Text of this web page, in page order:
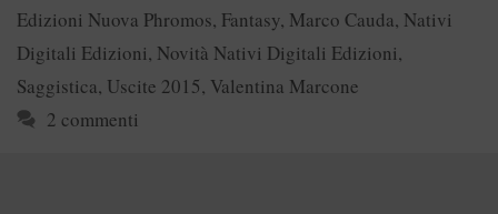
Edizioni Nuova Phromos, Fantasy, Marco Cauda, Nativi
Digitali Edizioni, Novità Nativi Digitali Edizioni,
Saggistica, Uscite 2015, Valentina Marcone
2 commenti